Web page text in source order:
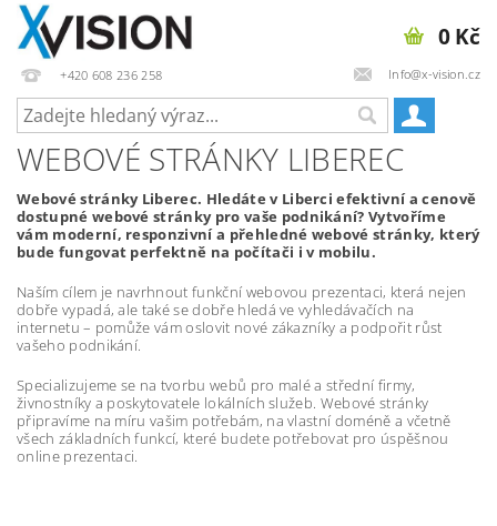
+420 608 236 258 Info@x-vision.cz
0 Kč
WEBOVÉ STRÁNKY LIBEREC
Webové stránky Liberec. Hledáte v Liberci efektivní a cenově
dostupné webové stránky pro vaše podnikání? Vytvoříme
vám moderní, responzivní a přehledné webové stránky, který
bude fungovat perfektně na počítači i v mobilu.
Naším cílem je navrhnout funkční webovou prezentaci, která nejen
dobře vypadá, ale také se dobře hledá ve vyhledávačích na
internetu – pomůže vám oslovit nové zákazníky a podpořit růst
vašeho podnikání.
Specializujeme se na tvorbu webů pro malé a střední firmy,
živnostníky a poskytovatele lokálních služeb. Webové stránky
připravíme na míru vašim potřebám, na vlastní doméně a včetně
všech základních funkcí, které budete potřebovat pro úspěšnou
online prezentaci.